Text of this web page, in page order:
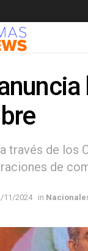
través de
de
11/2024 in